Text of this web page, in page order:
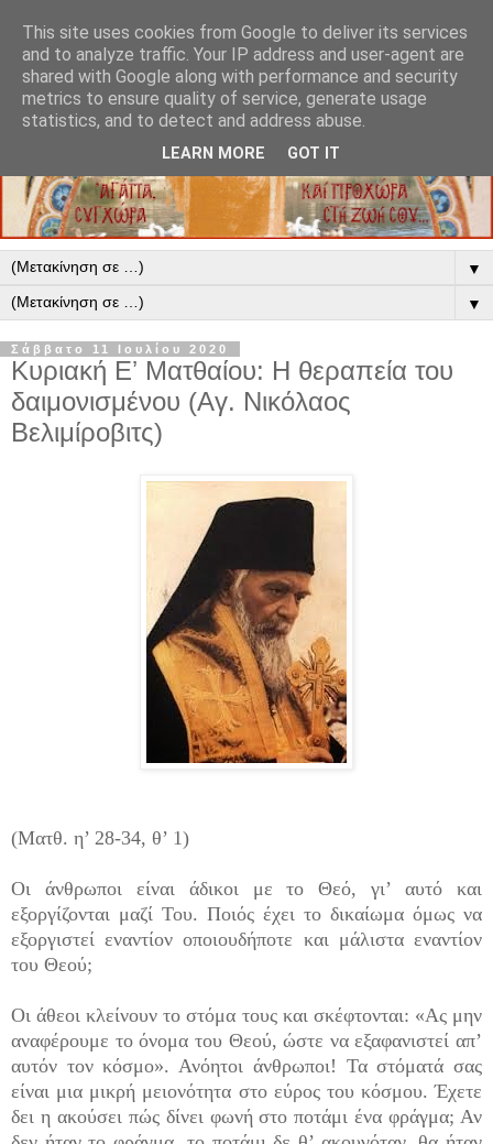
▼
▼
Σάββατο 11 Ιουλίου 2020
Κυριακή Εʼ Ματθαίου: Η θεραπεία του
δαιμονισμένου (Αγ. Νικόλαος
Βελιμίροβιτς)
(Ματθ. η’ 28-34, θ’ 1)
Οι άνθρωποι είναι άδικοι με το Θεό, γι’ αυτό και
εξοργίζονται μαζί Του. Ποιός έχει το δικαίωμα όμως να
εξοργιστεί εναντίον οποιουδήποτε και μάλιστα εναντίον
του Θεού;
Οι άθεοι κλείνουν το στόμα τους και σκέφτονται: «Ας μην
αναφέρουμε το όνομα του Θεού, ώστε να εξαφανιστεί απ’
αυτόν τον κόσμο». Ανόητοι άνθρω­ποι! Τα στόματά σας
είναι μια μικρή μειονότητα στο εύρος του κόσμου. Έχετε
δει η ακούσει πώς δίνει φωνή στο ποτάμι ένα φράγμα; Αν
This site uses cookies from Google to deliver its services
and to analyze traffic. Your IP address and user-agent are
shared with Google along with performance and security
metrics to ensure quality of service, generate usage
statistics, and to detect and address abuse.
LEARN MORE GOT IT